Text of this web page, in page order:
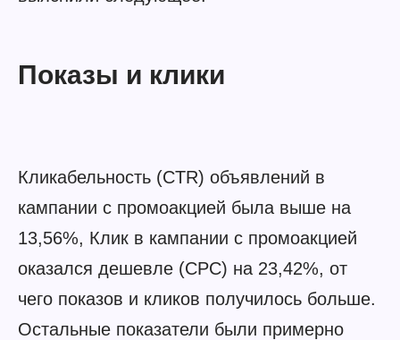
Показы и клики
Кликабельность (CTR) объявлений в
кампании с промоакцией была выше на
13,56%, Клик в кампании с промоакцией
оказался дешевле (CPC) на 23,42%, от
чего показов и кликов получилось больше.
Остальные показатели были примерно